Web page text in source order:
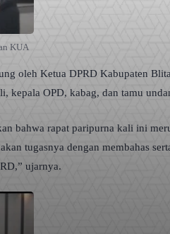
KUA
oleh Ketua DPRD Kabupaten
kepala OPD, kabag, dan tamu
bahwa rapat paripurna kali ini
tugasnya dengan membahas
ujarnya.